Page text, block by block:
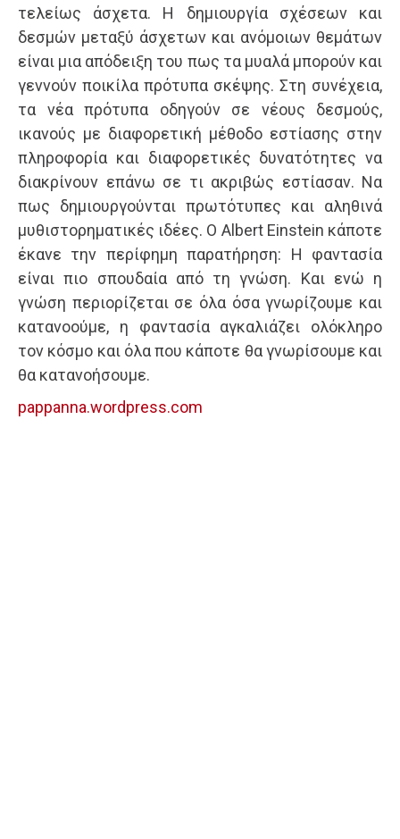
τελείως άσχετα. Η δημιουργία σχέσεων και
δεσμών μεταξύ άσχετων και ανόμοιων θεμάτων
είναι μια απόδειξη του πως τα μυαλά μπορούν και
γεννούν ποικίλα πρότυπα σκέψης. Στη συνέχεια,
τα νέα πρότυπα οδηγούν σε νέους δεσμούς,
ικανούς με διαφορετική μέθοδο εστίασης στην
πληροφορία και διαφορετικές δυνατότητες να
διακρίνουν επάνω σε τι ακριβώς εστίασαν. Να
πως δημιουργούνται πρωτότυπες και αληθινά
μυθιστορηματικές ιδέες. Ο Albert Einstein κάποτε
έκανε την περίφημη παρατήρηση: Η φαντασία
είναι πιο σπουδαία από τη γνώση. Και ενώ η
γνώση περιορίζεται σε όλα όσα γνωρίζουμε και
κατανοούμε, η φαντασία αγκαλιάζει ολόκληρο
τον κόσμο και όλα που κάποτε θα γνωρίσουμε και
θα κατανοήσουμε.
pappanna.wordpress.com